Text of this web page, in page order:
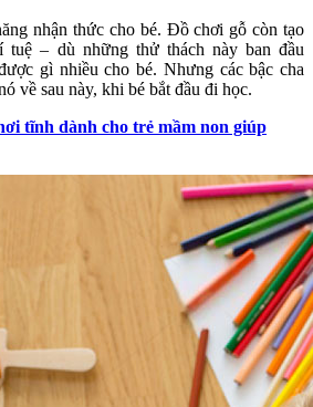
nhận thức cho bé. Đồ chơi gỗ còn tạo
tuệ – dù những thử thách này ban đầu
gì nhiều cho bé. Nhưng các bậc cha
về sau này, khi bé bắt đầu đi học.
tĩnh dành cho trẻ mầm non giúp